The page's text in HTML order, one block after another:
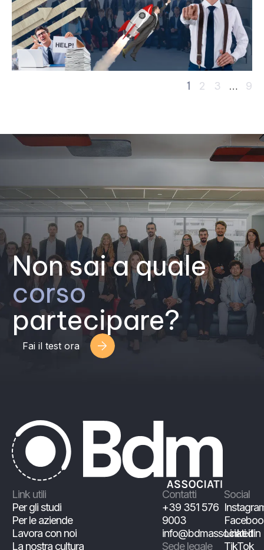
1 2 3 … 9
Non sai a quale
corso
partecipare?
Fai il test ora
Link utili
Per gli studi
Per le aziende
Lavora con noi
La nostra cultura
Contatti
+39 351 576
9003
info@bdmassociati.it
Sede legale
Social
Linkedin
TikTok